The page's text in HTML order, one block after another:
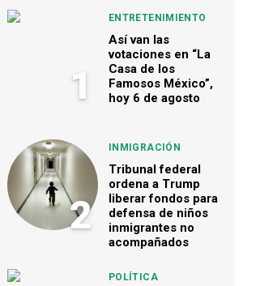
1
ENTRETENIMIENTO
Así van las
votaciones en “La
Casa de los
Famosos México”,
hoy 6 de agosto
2
INMIGRACIÓN
Tribunal federal
ordena a Trump
liberar fondos para
defensa de niños
inmigrantes no
acompañados
POLÍTICA